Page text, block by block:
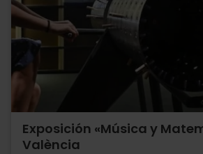
Exposición «Música y
València